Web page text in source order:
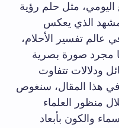
اليومي، مثل حلم رؤية
الذي يعكس
عالم تفسير الأحلام،
مجرد صورة بصرية
ودلالات تتفاوت
هذا المقال، سنغوص
منظور العلماء
والكون بأبعاد